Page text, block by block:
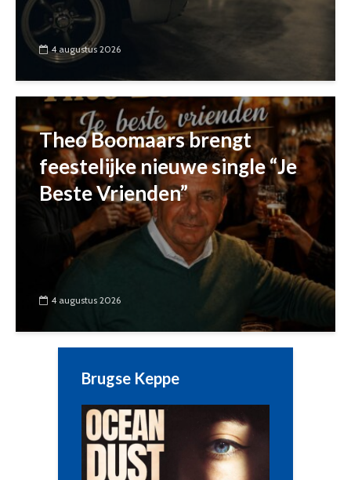
4 augustus 2026
Theo Boomaars brengt
feestelijke nieuwe single “Je
Beste Vrienden”
4 augustus 2026
Brugse Keppe